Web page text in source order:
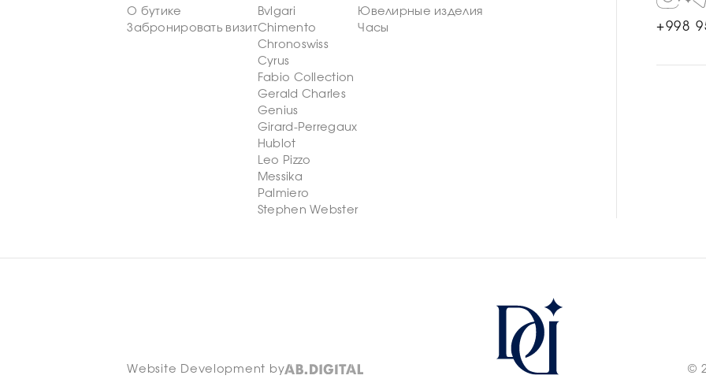
О бутике
Забронировать визит
Bvlgari
Chimento
Chronoswiss
Cyrus
Fabio Collection
Gerald Charles
Genius
Girard-Perregaux
Hublot
Leo Pizzo
Messika
Palmiero
Stephen Webster
Ювелирные изделия
Часы
+998
Website Development by ©